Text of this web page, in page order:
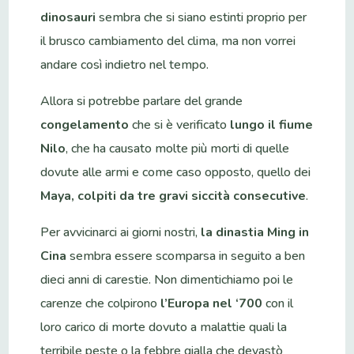
dinosauri sembra che si siano estinti proprio per
il brusco cambiamento del clima, ma non vorrei
andare così indietro nel tempo.
Allora si potrebbe parlare del grande
congelamento che si è verificato lungo il fiume
Nilo, che ha causato molte più morti di quelle
dovute alle armi e come caso opposto, quello dei
Maya, colpiti da tre gravi siccità consecutive.
Per avvicinarci ai giorni nostri, la dinastia Ming in
Cina sembra essere scomparsa in seguito a ben
dieci anni di carestie. Non dimentichiamo poi le
carenze che colpirono l’Europa nel ‘700 con il
loro carico di morte dovuto a malattie quali la